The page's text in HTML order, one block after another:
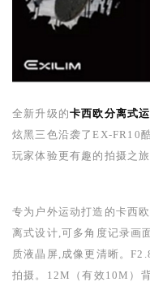
全新升级的卡西欧分离式
炫黑三色沿袭了EX-FR10
玩家体验更有趣的拍摄之
专为户外运动打造的卡西
离式设计,可多角度记录画
质液晶屏,成像更清晰。
拍摄。 12M （有效 10M ）